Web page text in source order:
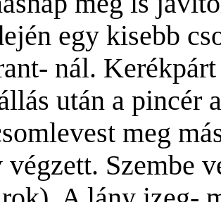
egy kisebb
nál.
után a pincér
meg
Szembe